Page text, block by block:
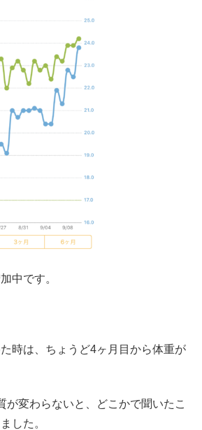
中です。
時は、ちょうど4ヶ月目から体重が
が変わらないと、どこかで聞いたこ
した。